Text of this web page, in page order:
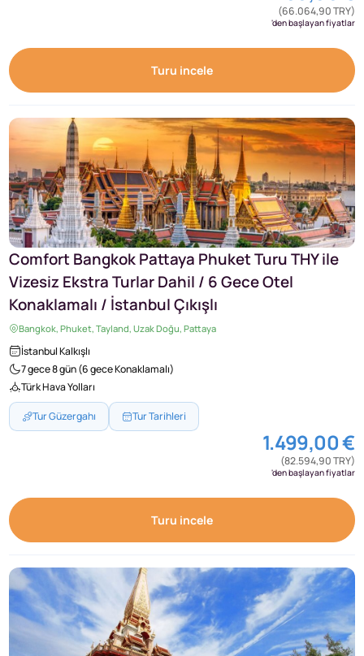
(66.064,90 TRY)
'den başlayan fiyatlar
Turu incele
Comfort Bangkok Pattaya Phuket Turu THY ile
Vizesiz Ekstra Turlar Dahil / 6 Gece Otel
Konaklamalı / İstanbul Çıkışlı
Bangkok, Phuket, Tayland, Uzak Doğu, Pattaya
İstanbul Kalkışlı
7 gece 8 gün (6 gece Konaklamalı)
Türk Hava Yolları
Tur Güzergahı Tur Tarihleri
1.499,00 €
(82.594,90 TRY)
'den başlayan fiyatlar
Turu incele